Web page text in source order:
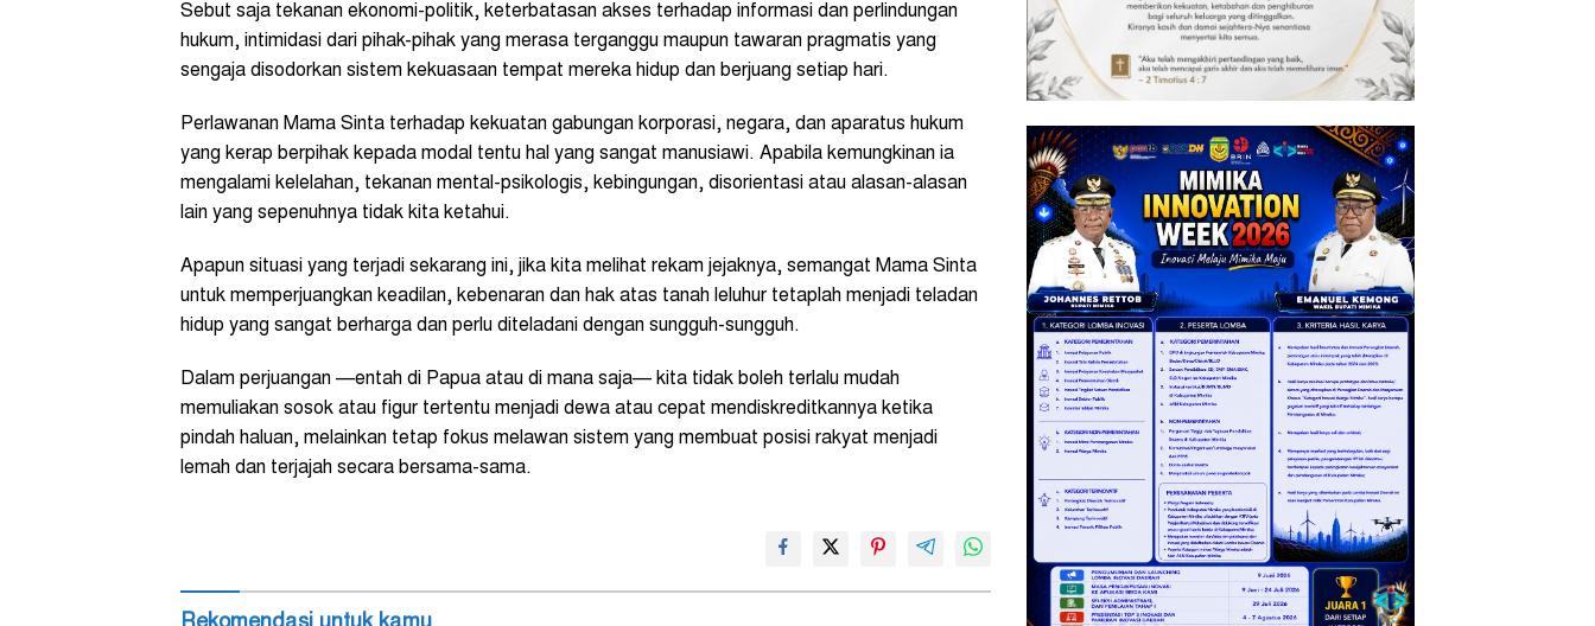
Sebut saja tekanan ekonomi-politik, keterbatasan akses terhadap informasi dan perlindungan
hukum, intimidasi dari pihak-pihak yang merasa terganggu maupun tawaran pragmatis yang
sengaja disodorkan sistem kekuasaan tempat mereka hidup dan berjuang setiap hari.
Perlawanan Mama Sinta terhadap kekuatan gabungan korporasi, negara, dan aparatus hukum
yang kerap berpihak kepada modal tentu hal yang sangat manusiawi. Apabila kemungkinan ia
mengalami kelelahan, tekanan mental-psikologis, kebingungan, disorientasi atau alasan-alasan
lain yang sepenuhnya tidak kita ketahui.
Apapun situasi yang terjadi sekarang ini, jika kita melihat rekam jejaknya, semangat Mama Sinta
untuk memperjuangkan keadilan, kebenaran dan hak atas tanah leluhur tetaplah menjadi teladan
hidup yang sangat berharga dan perlu diteladani dengan sungguh-sungguh.
Dalam perjuangan —entah di Papua atau di mana saja— kita tidak boleh terlalu mudah
memuliakan sosok atau figur tertentu menjadi dewa atau cepat mendiskreditkannya ketika
pindah haluan, melainkan tetap fokus melawan sistem yang membuat posisi rakyat menjadi
lemah dan terjajah secara bersama-sama.